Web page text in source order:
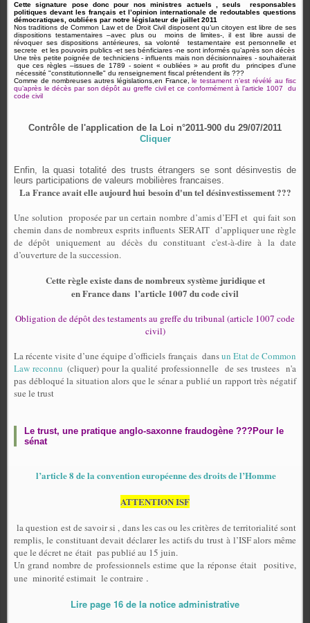
Cette signature pose donc pour nos ministres actuels , seuls
responsables
politiques devant les français et l’opinion internationale de redoutables questions
démocratiques, oubliées par notre législateur de juillet 2011
Nos traditions de Common Law et de Droit Civil disposent qu’un citoyen est libre de ses
dispositions testamentaires –avec plus ou moins de limites-, il est libre aussi de
révoquer ses dispositions antérieures, sa volonté testamentaire est personnelle et
secrete
et les pouvoirs publics -et ses bénficiares -ne sont informés qu’après son décès
Une très petite poignée de techniciens - influents mais non décisionnaires - souhaiterait
que ces règles –issues de 1789 - soient « oubliées » au profit du principes d'une
nécessité "constitutionnelle" du renseignement fiscal prétendent ils ???
Comme de nombreuses autres législations,en France,le testament n’est révélé au fisc
qu’après le décès par son dépôt au greffe civil et ce conformément à l’article 1007
du
code civil
Contrôle de l'application de la Loi n°2011-900 du 29/07/2011
Cliquer
Enfin, la quasi totalité des trusts étrangers se sont désinvestis de
leurs participations de valeurs mobilières francaises.
La France avait elle aujourd hui besoin d'un tel désinvestissement ???
Une solution proposée par un certain nombre d’amis d’EFI et qui fait son
chemin dans de nombreux esprits influents SERAIT d’appliquer une règle
de dépôt uniquement au décès du constituant c'est-à-dire à la date
d’ouverture de la succession.
Cette règle existe dans de nombreux système juridique et
en Francedans l’article 1007 du code civil
Obligation de dépôt des testaments au greffe du tribunal (article 1007 code
civil)
La récente visite d’une équipe d’officiels français dansun Etat de Common
Law reconnu (cliquer) pour la qualité professionnelle de ses trustees n'a
pas débloqué la situation alors que le sénar a publié un rapport très négatif
sue le trust
Le trust, une pratique anglo-saxonne fraudogène ???Pour le
sénat
l’article 8 de la convention européenne des droits de l’Homme
ATTENTION ISF
la question est de savoir si , dans les cas ou les critères de territorialité sont
remplis, le constituant devait déclarer les actifs du trust à l’ISF alors même
que le décret ne était pas publié au 15 juin.
Un grand nombre de professionnels estime que la réponse était positive,
une minorité estimait le contraire .
Lire page 16 de la notice administrative